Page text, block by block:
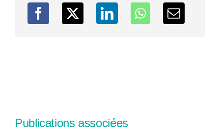
Publications associées